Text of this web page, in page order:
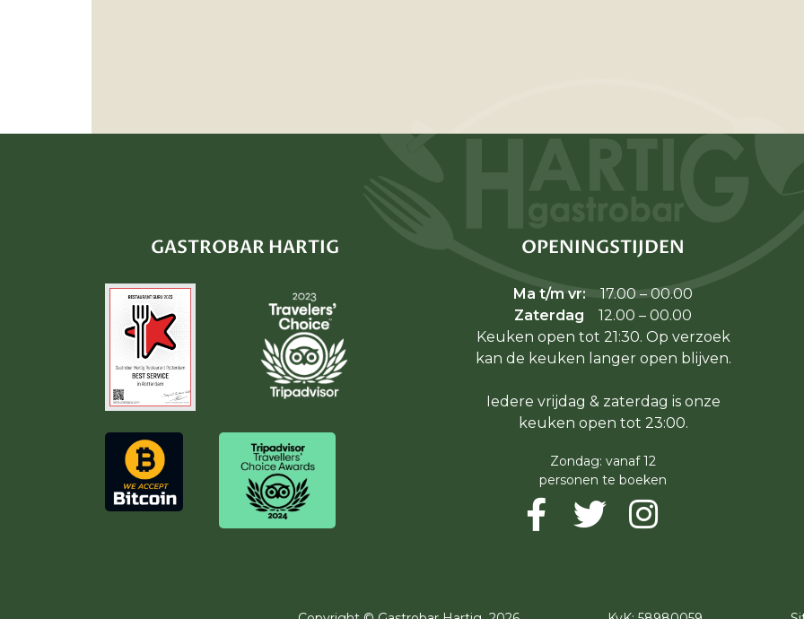
GASTROBAR HARTIG OPENINGSTIJDEN
Ma t/m vr:
17.00 – 00.00
Zaterdag
12.00 – 00.00
Keuken open tot 21:30. Op verzoek
kan de keuken langer open blijven.
Iedere vrijdag & zaterdag is onze
keuken open tot 23:00.
Zondag: vanaf 12
personen te boeken